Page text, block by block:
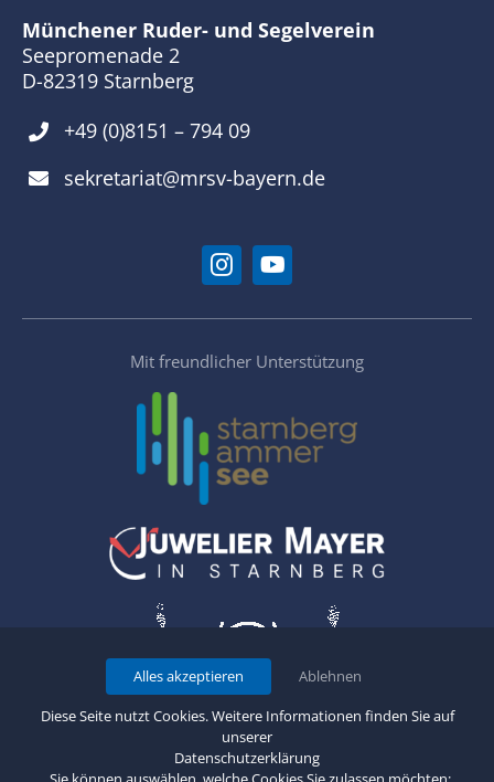
Münchener Ruder- und Segelverein
Seepromenade 2
D-82319 Starnberg
+49 (0)8151 – 794 09
sekretariat@mrsv-bayern.de
Mit freundlicher Unterstützung
Diese Seite nutzt Cookies. Weitere Informationen finden Sie auf
unserer
Datenschutzerklärung
Alles akzeptieren Ablehnen